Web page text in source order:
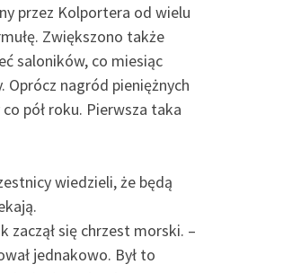
przez Kolportera od wielu
Zwiększono także
saloników, co miesiąc
Oprócz nagród pieniężnych
pół roku. Pierwsza taka
wiedzieli, że będą
zaczął się chrzest morski. –
jednakowo. Był to